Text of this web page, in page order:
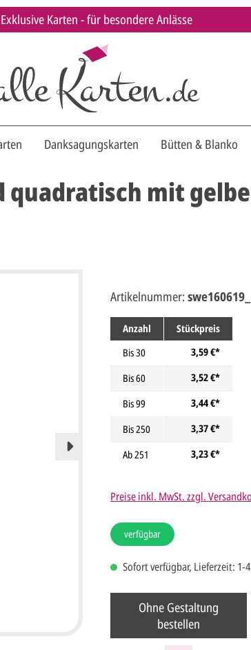
Exklusive Karten - für besondere Anlässe
Danksagungskarten Bütten & Blanko
mit
Anzahl
Stückpreis
Bis30
3,59 €*
Bis60
3,52 €*
Bis99
3,44 €*
Bis250
3,37 €*
Ab251 3,23 €*
Preise inkl. MwSt. zzgl.
verfügbar
Sofort verfügbar, Lieferzeit: 1-
Ohne Gestaltung
bestellen
Artikelnummer: